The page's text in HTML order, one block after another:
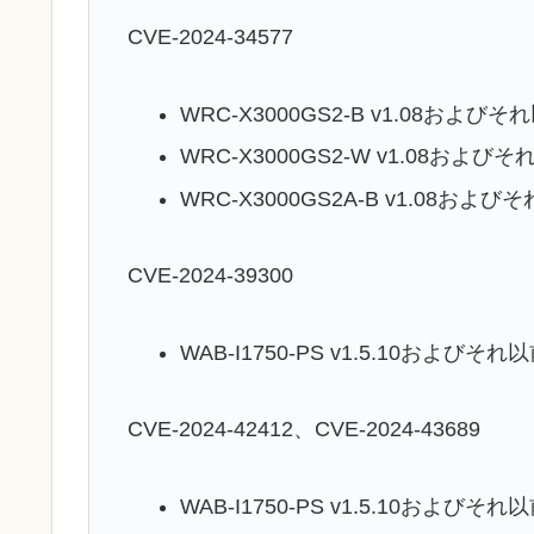
CVE-2024-34577
WRC-X3000GS2-B v1.08およびそ
WRC-X3000GS2-W v1.08およびそ
WRC-X3000GS2A-B v1.08およびそ
CVE-2024-39300
WAB-I1750-PS v1.5.10およびそれ
CVE-2024-42412、CVE-2024-43689
WAB-I1750-PS v1.5.10およびそれ